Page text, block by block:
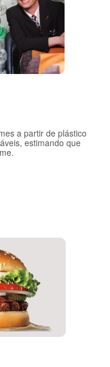
a partir de plástico
estimando que